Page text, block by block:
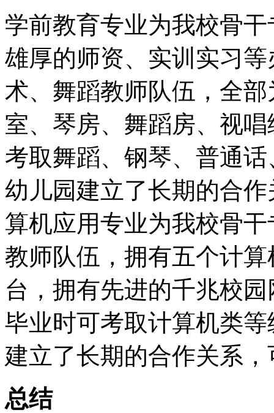
学前教育专业为我校骨
雄厚的师资、实训实习
术、舞蹈教师队伍，全
室、琴房、舞蹈房、视
考取舞蹈、钢琴、普通
幼儿园建立了长期的合
算机应用专业为我校骨
教师队伍，拥有五个计
台，拥有先进的千兆校
毕业时可考取计算机类
建立了长期的合作关系
总结